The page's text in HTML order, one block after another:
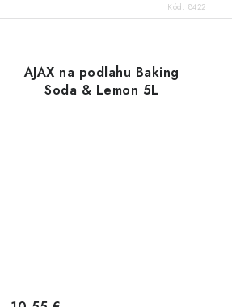
Kód: 8422
AJAX na podlahu Baking
Soda & Lemon 5L